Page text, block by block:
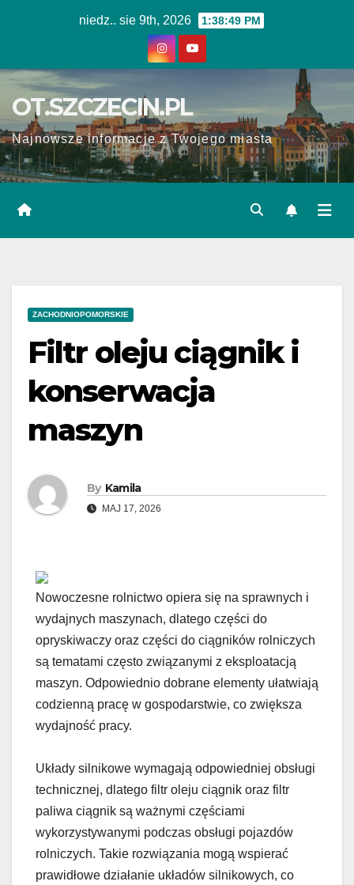
niedz.. sie 9th, 2026 1:38:49 PM
OT.SZCZECIN.PL
Najnowsze informacje z Twojego miasta
ZACHODNIOPOMORSKIE
Filtr oleju ciągnik i
konserwacja
maszyn
By Kamila
MAJ 17, 2026
Nowoczesne rolnictwo opiera się na sprawnych i
wydajnych maszynach, dlatego części do
opryskiwaczy oraz części do ciągników rolniczych
są tematami często związanymi z eksploatacją
maszyn. Odpowiednio dobrane elementy ułatwiają
codzienną pracę w gospodarstwie, co zwiększa
wydajność pracy.
Układy silnikowe wymagają odpowiedniej obsługi
technicznej, dlatego filtr oleju ciągnik oraz filtr
paliwa ciągnik są ważnymi częściami
wykorzystywanymi podczas obsługi pojazdów
rolniczych. Takie rozwiązania mogą wspierać
prawidłowe działanie układów silnikowych, co